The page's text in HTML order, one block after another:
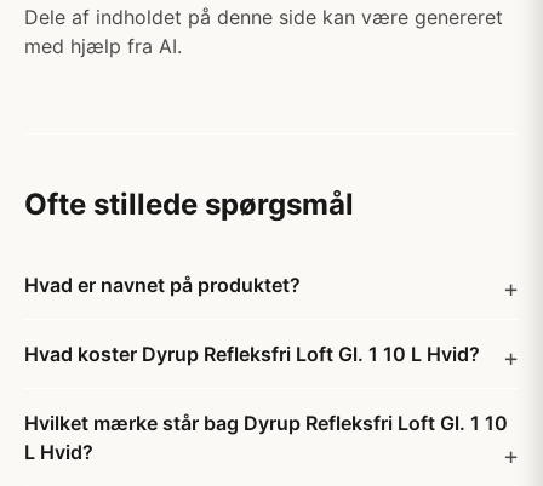
Dele af indholdet på denne side kan være genereret
med hjælp fra AI.
Ofte stillede spørgsmål
Hvad er navnet på produktet?
Hvad koster Dyrup Refleksfri Loft Gl. 1 10 L Hvid?
Hvilket mærke står bag Dyrup Refleksfri Loft Gl. 1 10
L Hvid?